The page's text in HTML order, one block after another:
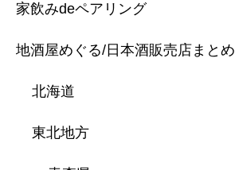
家飲みdeペアリング
地酒屋めぐる/日本酒販売店まとめ
北海道
東北地方